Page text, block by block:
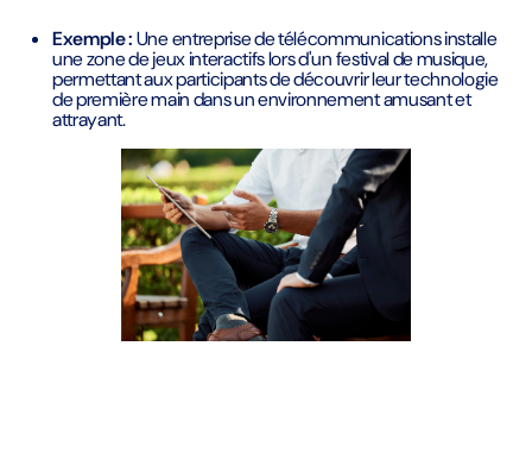
Exemple :Une entreprise de télécommunications installe
une zone de jeux interactifs lors d'un festival de musique,
permettant aux participants de découvrir leur technologie
de première main dans un environnement amusant et
attrayant.